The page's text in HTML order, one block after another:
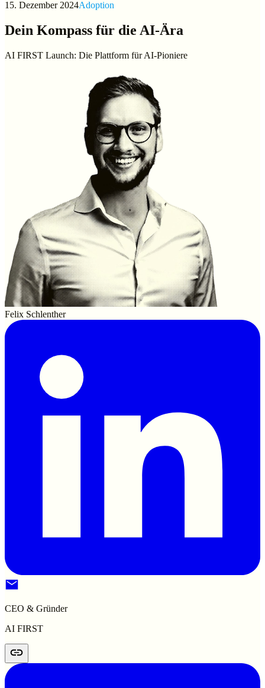
15. Dezember 2024Adoption
Dein Kompass für die AI-Ära
AI FIRST Launch: Die Plattform für AI-Pioniere
Felix Schlenther
CEO & Gründer
AI FIRST